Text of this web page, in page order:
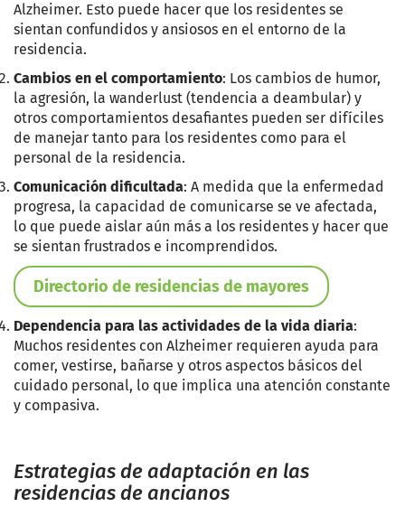
Alzheimer. Esto puede hacer que los residentes se
sientan confundidos y ansiosos en el entorno de la
residencia.
Cambios en el comportamiento: Los cambios de humor,
la agresión, la wanderlust (tendencia a deambular) y
otros comportamientos desafiantes pueden ser difíciles
de manejar tanto para los residentes como para el
personal de la residencia.
Comunicación dificultada: A medida que la enfermedad
progresa, la capacidad de comunicarse se ve afectada,
lo que puede aislar aún más a los residentes y hacer que
se sientan frustrados e incomprendidos.
Directorio de residencias de mayores
Dependencia para las actividades de la vida diaria:
Muchos residentes con Alzheimer requieren ayuda para
comer, vestirse, bañarse y otros aspectos básicos del
cuidado personal, lo que implica una atención constante
y compasiva.
Estrategias de adaptación en las
residencias de ancianos